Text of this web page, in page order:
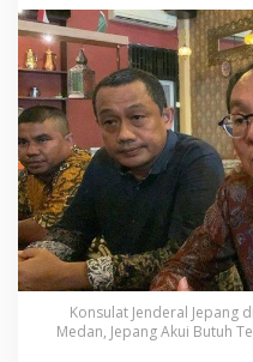
i
B
u
u
h
T
e
g
a
K
e
r
j
Konsulat Jenderal Jepang
Medan, Jepang Akui Butuh